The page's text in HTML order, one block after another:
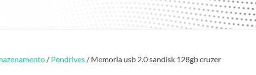
/ Pendrives / Memoria usb 2.0 sandisk 128gb cruzer